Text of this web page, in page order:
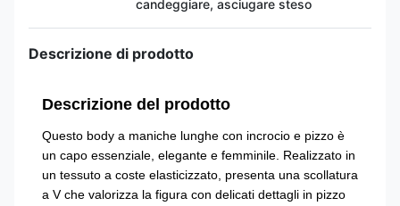
candeggiare, asciugare steso
Descrizione di prodotto
Descrizione del prodotto
Questo body a maniche lunghe con incrocio e pizzo è
un capo essenziale, elegante e femminile. Realizzato in
un tessuto a coste elasticizzato, presenta una scollatura
a V che valorizza la figura con delicati dettagli in pizzo